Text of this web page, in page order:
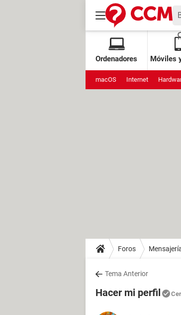
Ordenadores Móviles
macOS Internet
Foros
Tema Anterior
Hacer mi perfil